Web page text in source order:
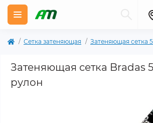
Сетка затеняющая Затеняющая сетка
Затеняющая сетка Bradas
рулон